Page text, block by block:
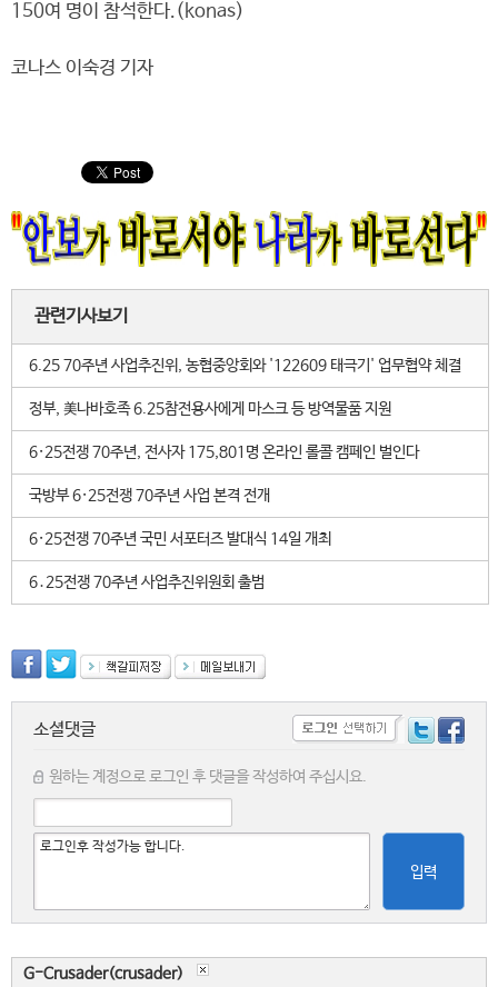
150여 명이 참석한다.(konas)
코나스 이숙경 기자
관련기사보기
6.25 70주년 사업추진위, 농협중앙회와 '122609 태극기' 업무협약 체결
정부, 美나바호족 6.25참전용사에게 마스크 등 방역물품 지원
6·25전쟁 70주년, 전사자 175,801명 온라인 롤콜 캠페인 벌인다
국방부 6·25전쟁 70주년 사업 본격 전개
6·25전쟁 70주년 국민 서포터즈 발대식 14일 개최
6․25전쟁 70주년 사업추진위원회 출범
소셜댓글
원하는 계정으로 로그인 후 댓글을 작성하여 주십시요.
입력
G-Crusader(crusader)